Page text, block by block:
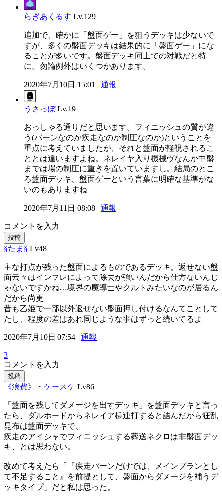
らぎあくるす Lv.129
追加で、確かに「盤面ゲー」を狙うデッキは少ないで
すが、多くの盤面デッキは結果的に「盤面ゲー」にな
ることが多いです。盤面デッキ同士での対戦だと特
に。勿論例外はいくつかあります。
2020年7月10日 15:01 | 通報
うさっぽ Lv.19
おっしゃる通りだと思います。フィニッシュの質が違
う(バーンなのか疾走なのか制圧なのか)ということを
重点に考えていましたが、それと盤面が軽視されるこ
ととは違いますよね。ネレイヤ入り機械ヴなんか中盤
までは場の制圧に重きを置いていますし。結局のとこ
ろ盤面デッキ、盤面ゲーという言葉に明確な基準がな
いのもありますね
2020年7月11日 08:08 | 通報
コメントを入力
投稿
§たま§ Lv48
主な打点が残った盤面によるものであるデッキ。返せない盤
面云々はインフレによって除去が強いんだから仕方ないんじ
ゃないですかね…境界の魔導士やクルトみたいなのが居るん
だから尚更
昔も乙姫で一部以外返せない盤面押し付けるなんてことして
たし、程度の差はあれ同じような事はずっと続いてるよ
2020年7月10日 07:54 | 通報
3
コメントを入力
投稿
《浪費》・ケースケ Lv86
「盤面を残してダメージを出すデッキ」を盤面デッキと言っ
たら、ダルホードからネレイア様連打すると詰んだから狂乱
昆布は盤面デッキで、
疾走のアイシャでフィニッシュする葬送ネクロは非盤面デッ
キ、とは思わない。
改めて考えたら「『疾走バーンだけでは、メインプランとし
て不足すること』を前提として、盤面からダメージを補うデ
ッキタイプ」だと私は思った。